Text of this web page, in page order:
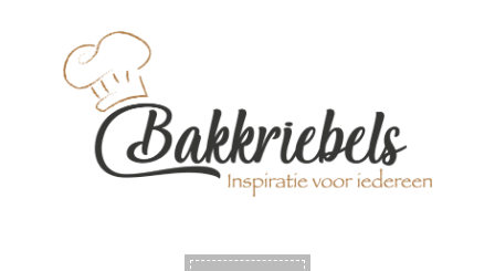
Bakkriebels